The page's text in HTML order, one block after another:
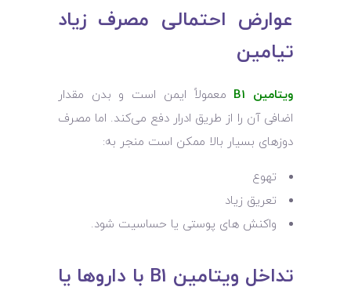
عوارض احتمالی مصرف زیاد
تیامین
ویتامین B1
معمولاً ایمن است و بدن مقدار
اضافی آن را از طریق ادرار دفع می‌کند. اما مصرف
دوزهای بسیار بالا ممکن است منجر به:
تهوع
تعریق زیاد
واکنش‌ های پوستی یا حساسیت شود.
تداخل ویتامین B1 با داروها یا